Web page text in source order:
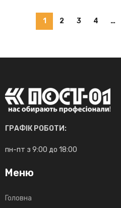
1 2 3 4 …
ГРАФІК РОБОТИ:
пн-пт з 9:00 до 18:00
Меню
Головна